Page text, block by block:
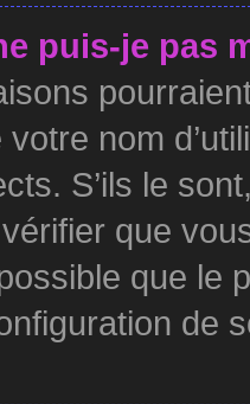
puis-je pas
nom
S’ils le
que
que le
de